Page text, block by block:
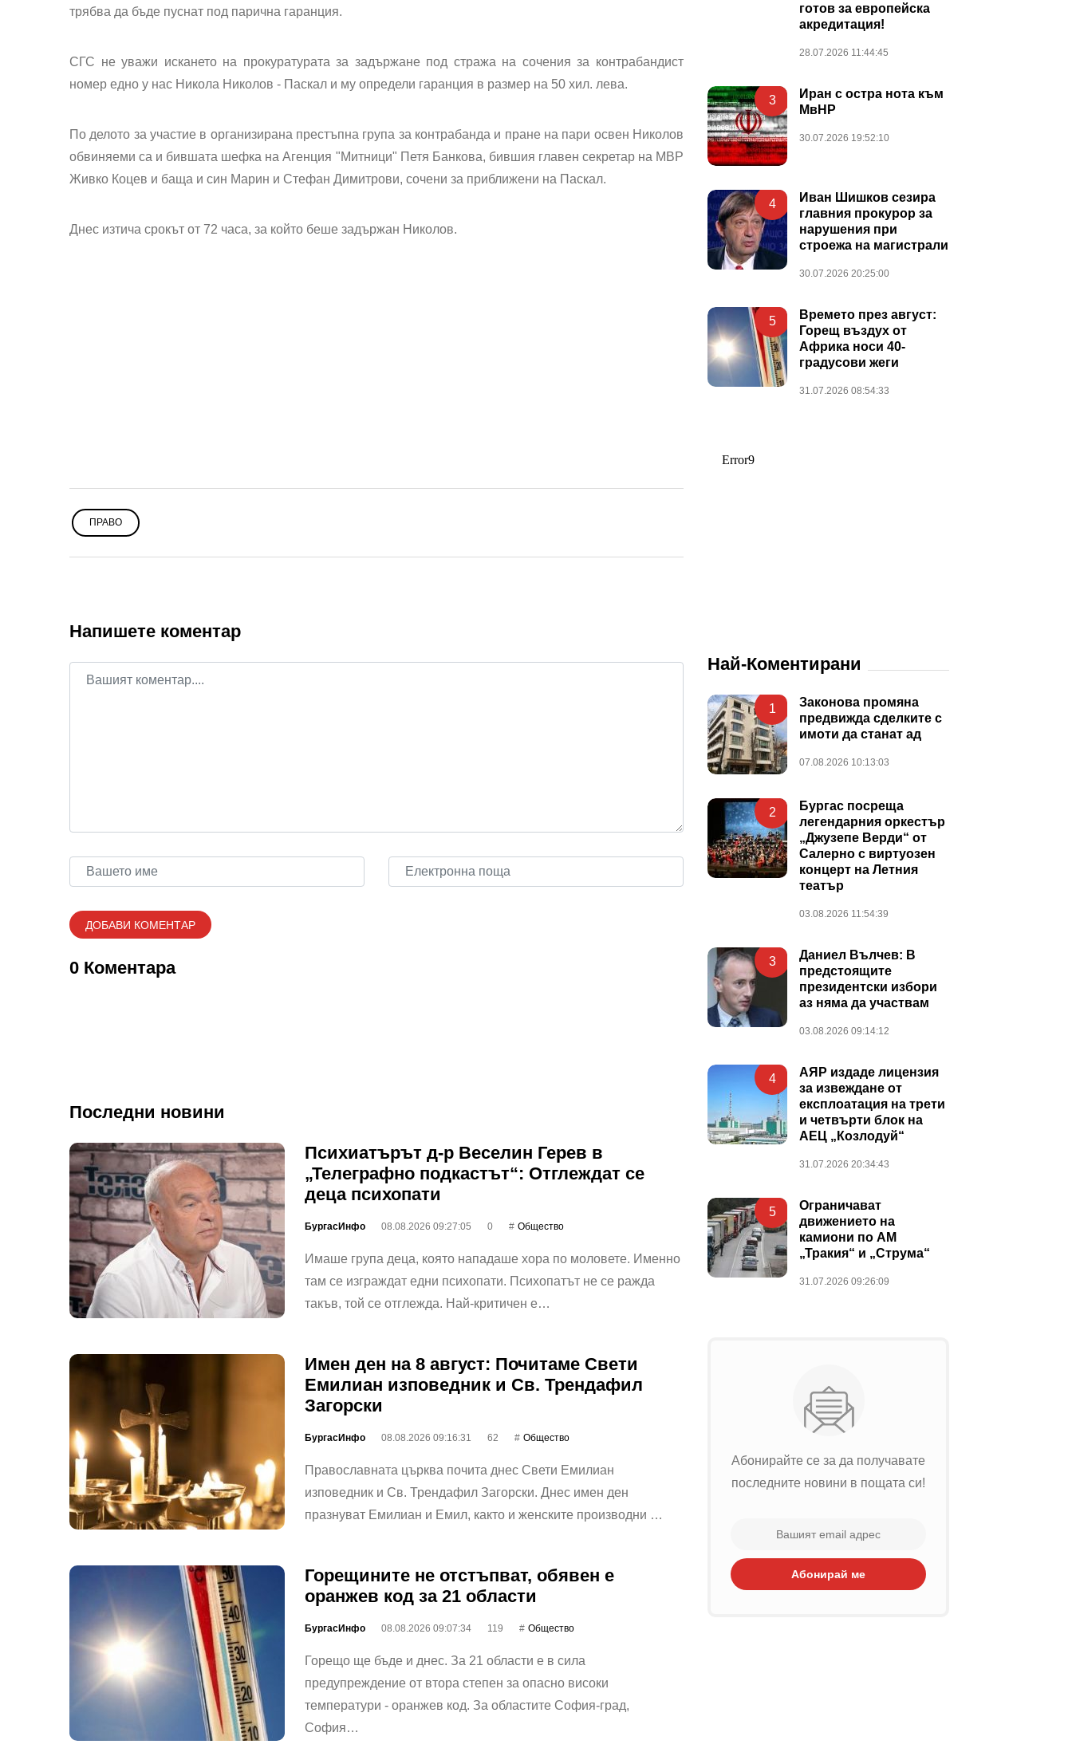
трябва да бъде пуснат под парична гаранция.
СГС не уважи искането на прокуратурата за задържане под стража на сочения за контрабандист
номер едно у нас Никола Николов - Паскал и му определи гаранция в размер на 50 хил. лева.
По делото за участие в организирана престъпна група за контрабанда и пране на пари освен Николов
обвиняеми са и бившата шефка на Агенция "Митници" Петя Банкова, бившия главен секретар на МВР
Живко Коцев и баща и син Марин и Стефан Димитрови, сочени за приближени на Паскал.
Днес изтича срокът от 72 часа, за който беше задържан Николов.
ПРАВО
Напишете коментар
0 Коментара
Последни новини
Психиатърът д-р Веселин Герев в
„Телеграфно подкастът“: Отглеждат се
деца психопати
БургасИнфо 08.08.2026 09:27:05 0 Общество
Имаше група деца, която нападаше хора по моловете. Именно
там се изграждат едни психопати. Психопатът не се ражда
такъв, той се отглежда. Най-критичен е…
Имен ден на 8 август: Почитаме Свети
Емилиан изповедник и Св. Трендафил
Загорски
БургасИнфо 08.08.2026 09:16:31 62 Общество
Православната църква почита днес Свети Емилиан
изповедник и Св. Трендафил Загорски. Днес имен ден
празнуват Емилиан и Емил, както и женските производни …
Горещините не отстъпват, обявен е
оранжев код за 21 области
БургасИнфо 08.08.2026 09:07:34 119 Общество
Горещо ще бъде и днес. За 21 области е в сила
предупреждение от втора степен за опасно високи
температури - оранжев код. За областите София-град,
София…
готов за европейска
акредитация!
28.07.2026 11:44:45
3
Иран с остра нота към
МвНР
30.07.2026 19:52:10
4
Иван Шишков сезира
главния прокурор за
нарушения при
строежа на магистрали
30.07.2026 20:25:00
5
Времето през август:
Горещ въздух от
Африка носи 40-
градусови жеги
31.07.2026 08:54:33
Най-Коментирани
1
Законова промяна
предвижда сделките с
имоти да станат ад
07.08.2026 10:13:03
2
Бургас посреща
легендарния оркестър
„Джузепе Верди“ от
Салерно с виртуозен
концерт на Летния
театър
03.08.2026 11:54:39
3
Даниел Вълчев: В
предстоящите
президентски избори
аз няма да участвам
03.08.2026 09:14:12
4
АЯР издаде лицензия
за извеждане от
експлоатация на трети
и четвърти блок на
АЕЦ „Козлодуй“
31.07.2026 20:34:43
5
Ограничават
движението на
камиони по АМ
„Тракия“ и „Струма“
31.07.2026 09:26:09
Абонирайте се за да получавате
последните новини в пощата си!
Абонирай ме